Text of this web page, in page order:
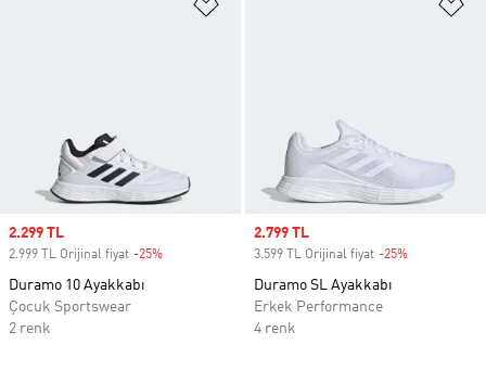
Sale price
2.299 TL
2.999 TL Orijinal fiyat -25%
Duramo 10 Ayakkabı
Çocuk Sportswear
2 renk
Sale price
2.799 TL
3.599 TL Orijinal fiyat -25%
Duramo SL Ayakkabı
Erkek Performance
4 renk